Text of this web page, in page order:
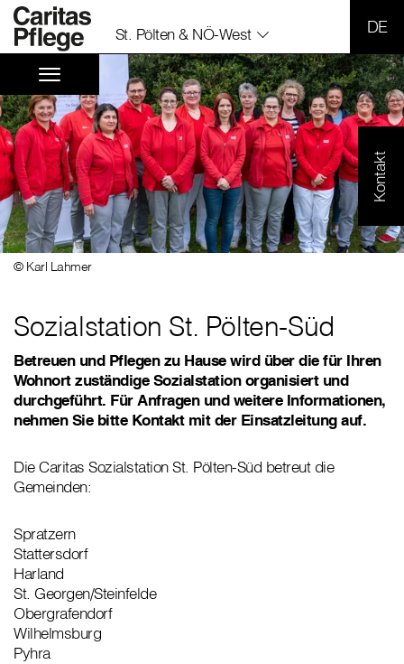
St. Pölten & NÖ-West
Kontakt
© Karl Lahmer
Sozialstation St. Pölten-Süd
Betreuen und Pflegen zu Hause wird über die für Ihren
Wohnort zuständige Sozialstation organisiert und
durchgeführt. Für Anfragen und weitere Informationen,
nehmen Sie bitte Kontakt mit der Einsatzleitung auf.
Die Caritas Sozialstation St. Pölten-Süd betreut die
Gemeinden:
Spratzern
Stattersdorf
Harland
St. Georgen/Steinfelde
Obergrafendorf
Wilhelmsburg
Pyhra